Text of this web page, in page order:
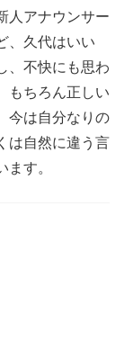
人アナウンサー
、久代はいい
、不快にも思わ
もちろん正しい
今は自分なりの
は自然に違う言
す。